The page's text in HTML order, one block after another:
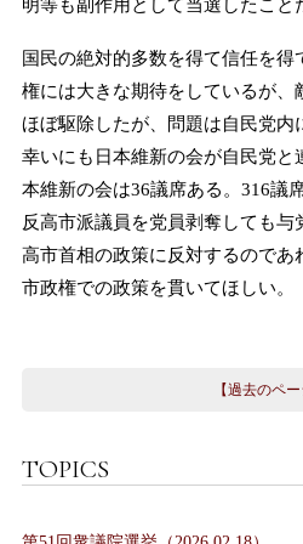
明等も副作用として当選したこと
国民の絶対的多数を得て信任を
権には大きな期待をしているが、
ほぼ駆除したが、問題は自民党内
幸いにも日本維新の会が自民党と
本維新の会は36議席ある。316議
反高市派議員を党員剥奪しても与
高市首相の政策に反対するのであ
市政権での政策を貫いてほしい。
【過去のペー
TOPICS